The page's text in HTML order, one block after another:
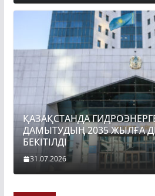
ҚАЗАҚСТАНДА
ДАМЫТУДЫҢ 2035 ЖЫЛҒА
БЕКІТІЛДІ
31.07.2026